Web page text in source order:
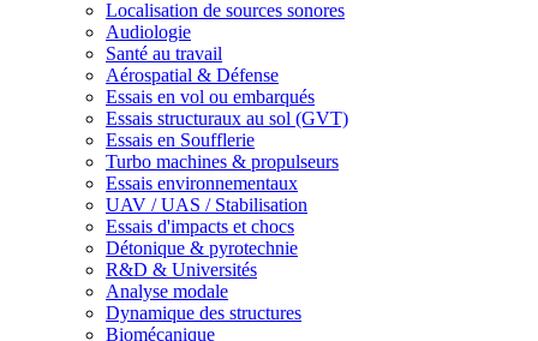
Localisation de sources sonores
Audiologie
Santé au travail
Aérospatial & Défense
Essais en vol ou embarqués
Essais structuraux au sol (GVT)
Essais en Soufflerie
Turbo machines & propulseurs
Essais environnementaux
UAV / UAS / Stabilisation
Essais d'impacts et chocs
Détonique & pyrotechnie
R&D & Universités
Analyse modale
Dynamique des structures
Biomécanique